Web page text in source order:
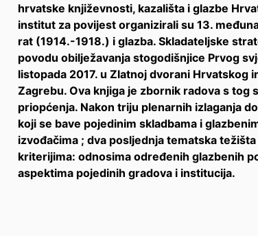
hrvatske književnosti, kazališta i glazbe
institut za povijest organizirali su 13.
rat (1914.-1918.) i glazba. Skladateljske
povodu obilježavanja stogodišnjice Prvog
listopada 2017. u Zlatnoj dvorani Hrvatskog
Zagrebu. Ova knjiga je zbornik radova s tog
priopćenja. Nakon triju plenarnih izlaganja
koji se bave pojedinim skladbama i
izvođačima ; dva posljednja tematska
kriterijima: odnosima određenih glazbenih
aspektima pojedinih gradova i institucija.